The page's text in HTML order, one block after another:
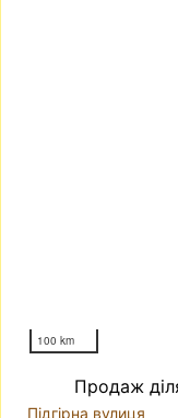
100 km
Продаж
Підгірна вулиця